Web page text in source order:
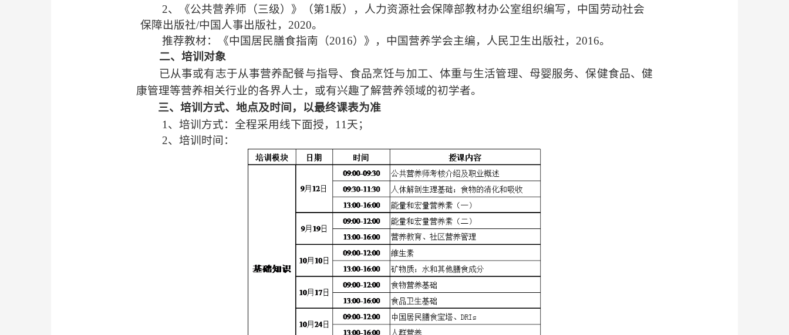
2、《公共营养师（三级）》（第1 版），人力资源社会保障部教材办公室组织编写，中国劳动社会
保障出版社/中国人事出版社， 2020。
推荐教材：《中国居民膳食指南（2016）》，中国营养学会主编，人民卫生出版社， 2016。
二、培训对象
已从事或有志于从事营养配餐与指导、食品烹饪与加工、体重与生活管理、母婴服务、保健食品、健
康管理等营养相关行业的各界人士，或有兴趣了解营养领域的初学者。
三、培训方式、地点及时间， 以最终课表为准
1 、培训方式：全程采用线下面授， 11 天；
2、培训时间：